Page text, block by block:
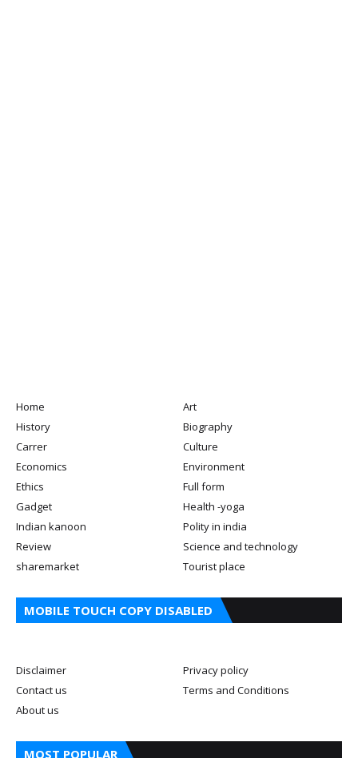
Home
Art
History
Biography
Carrer
Culture
Economics
Environment
Ethics
Full form
Gadget
Health -yoga
Indian kanoon
Polity in india
Review
Science and technology
sharemarket
Tourist place
MOBILE TOUCH COPY DISABLED
Disclaimer
Privacy policy
Contact us
Terms and Conditions
About us
MOST POPULAR